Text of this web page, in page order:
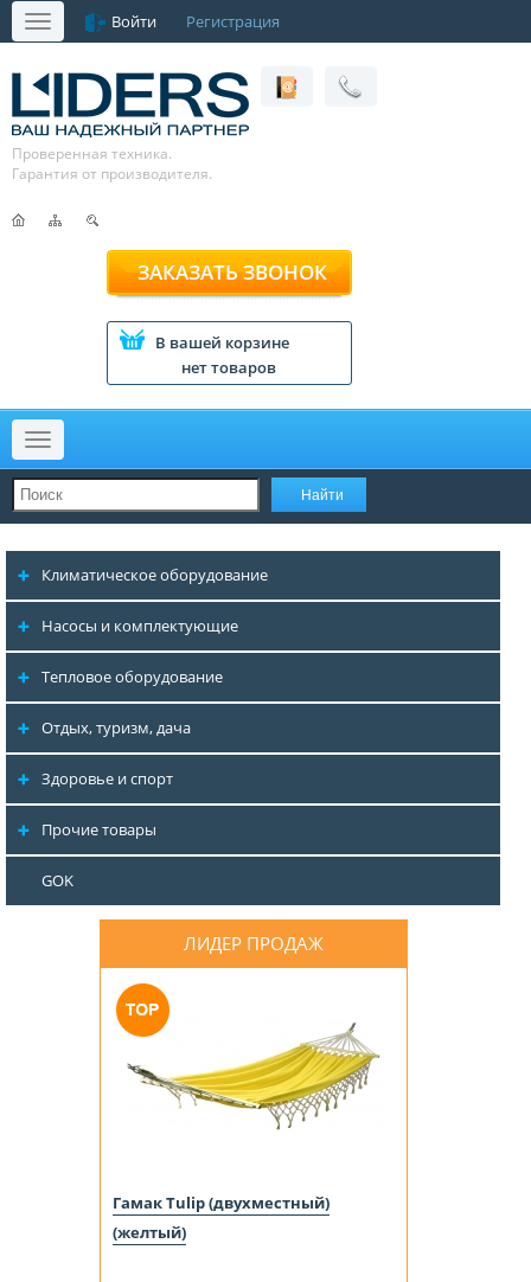
Меню Войти Регистрация
Проверенная техника.
Гарантия от производителя.
ЗАКАЗАТЬ ЗВОНОК
В вашей корзине
нет товаров
Меню
Климатическое оборудование
Насосы и комплектующие
Тепловое оборудование
Отдых, туризм, дача
Здоровье и спорт
Прочие товары
GOK
ЛИДЕР ПРОДАЖ
Гамак Tulip (двухместный)
(желтый)